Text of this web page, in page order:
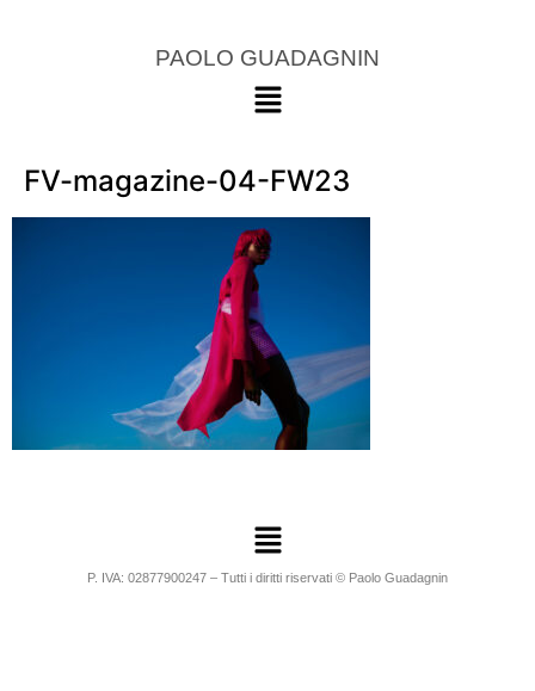
PAOLO GUADAGNIN
FV-magazine-04-FW23
P. IVA: 02877900247 – Tutti i diritti riservati © Paolo Guadagnin